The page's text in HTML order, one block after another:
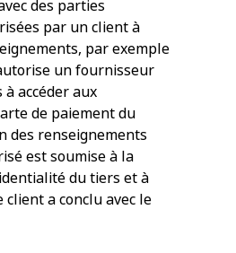
des parties
par un client à
par exemple
un fournisseur
à accéder aux
de paiement du
des renseignements
est soumise à la
du tiers et à
client a conclu avec le